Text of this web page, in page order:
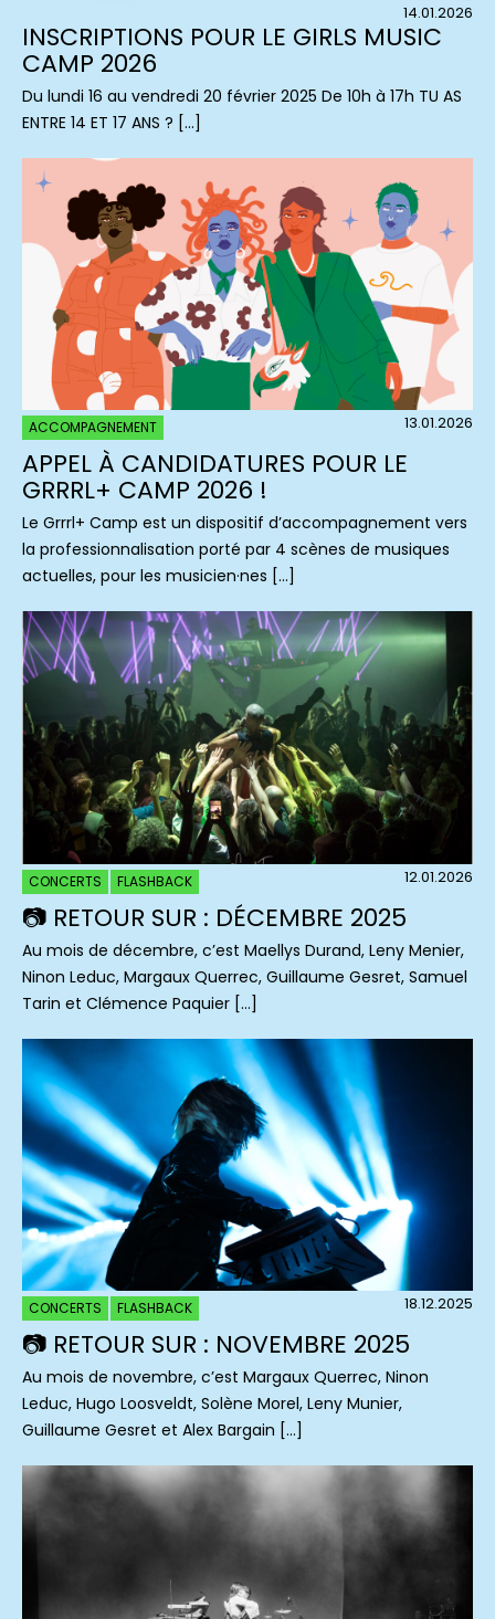
14.01.2026
INSCRIPTIONS POUR LE GIRLS MUSIC
CAMP 2026
Du lundi 16 au vendredi 20 février 2025 De 10h à 17h TU AS
ENTRE 14 ET 17 ANS ? […]
ACCOMPAGNEMENT 13.01.2026
APPEL À CANDIDATURES POUR LE
GRRRL+ CAMP 2026 !
Le Grrrl+ Camp est un dispositif d’accompagnement vers
la professionnalisation porté par 4 scènes de musiques
actuelles, pour les musicien·nes […]
CONCERTS FLASHBACK 12.01.2026
📷 RETOUR SUR : DÉCEMBRE 2025
Au mois de décembre, c’est Maellys Durand, Leny Menier,
Ninon Leduc, Margaux Querrec, Guillaume Gesret, Samuel
Tarin et Clémence Paquier […]
CONCERTS FLASHBACK 18.12.2025
📷 RETOUR SUR : NOVEMBRE 2025
Au mois de novembre, c’est Margaux Querrec, Ninon
Leduc, Hugo Loosveldt, Solène Morel, Leny Munier,
Guillaume Gesret et Alex Bargain […]